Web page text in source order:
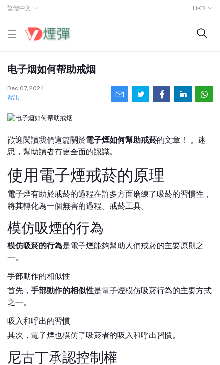
繁體中文 HKD
电子烟如何帮助戒烟
Dec 07, 2024
資訊
歡迎閱讀我們這篇關於電子煙如何幫助戒菸的文章！ 。迷
思，幫助讀者有更全面的認識。
使用電子煙戒菸的原理
電子煙有助於戒菸的過程在許多方面磨練了吸菸的習慣性，
將其轉化為一個無害的過程。戒菸工具。
模仿吸煙的行為
模仿吸菸的行為是電子煙能夠幫助人們戒菸的主要原則之
一。
手部動作的相似性
首先， 手部動作的相似性是電子煙模仿吸菸行為的主要方式
之一。
吸入和呼出的習慣
其次，電子煙也模仿了吸菸者的吸入和呼出習慣。
尼古丁承認控制權